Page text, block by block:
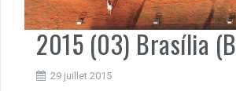
2015 (03) Brasília
29 juillet 2015